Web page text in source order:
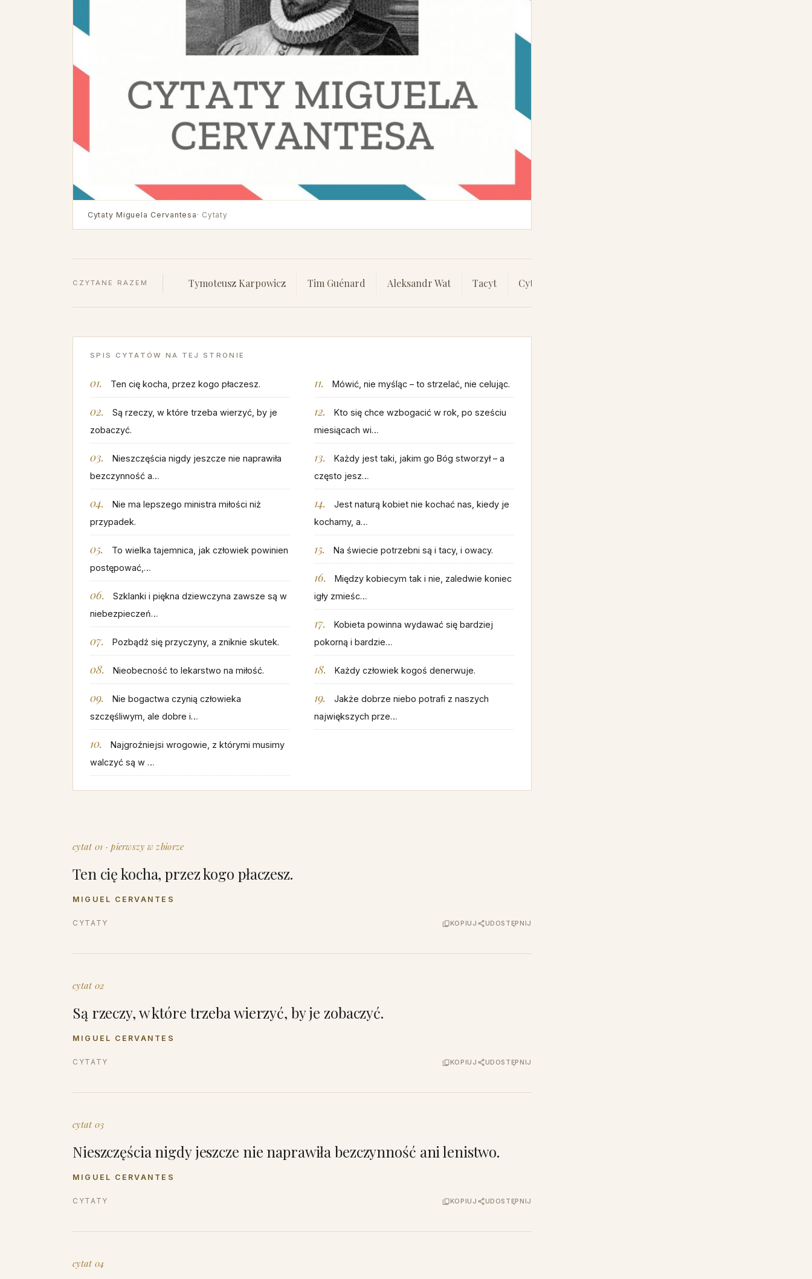
Cytaty Miguela Cervantesa · Cytaty
CZYTANE RAZEM Tymoteusz Karpowicz Tim Guénard Aleksandr Wat Tacyt Cytaty o działaniach
SPIS CYTATÓW NA TEJ STRONIE
Ten cię kocha, przez kogo płaczesz.
Są rzeczy, w które trzeba wierzyć, by je
zobaczyć.
Nieszczęścia nigdy jeszcze nie naprawiła
bezczynność a…
Nie ma lepszego ministra miłości niż
przypadek.
To wielka tajemnica, jak człowiek powinien
postępować,…
Szklanki i piękna dziewczyna zawsze są w
niebezpieczeń…
Pozbądź się przyczyny, a zniknie skutek.
Nieobecność to lekarstwo na miłość.
Nie bogactwa czynią człowieka
szczęśliwym, ale dobre i…
Najgroźniejsi wrogowie, z którymi musimy
walczyć są w …
Mówić, nie myśląc – to strzelać, nie celując.
Kto się chce wzbogacić w rok, po sześciu
miesiącach wi…
Każdy jest taki, jakim go Bóg stworzył – a
często jesz…
Jest naturą kobiet nie kochać nas, kiedy je
kochamy, a…
Na świecie potrzebni są i tacy, i owacy.
Między kobiecym tak i nie, zaledwie koniec
igły zmieśc…
Kobieta powinna wydawać się bardziej
pokorną i bardzie…
Każdy człowiek kogoś denerwuje.
Jakże dobrze niebo potrafi z naszych
największych prze…
cytat 01 · pierwszy w zbiorze
Ten cię kocha, przez kogo płaczesz.
MIGUEL CERVANTES
CYTATY KOPIUJ UDOSTĘPNIJ
cytat 02
Są rzeczy, w które trzeba wierzyć, by je zobaczyć.
MIGUEL CERVANTES
CYTATY KOPIUJ UDOSTĘPNIJ
cytat 03
Nieszczęścia nigdy jeszcze nie naprawiła bezczynność ani lenistwo.
MIGUEL CERVANTES
CYTATY KOPIUJ UDOSTĘPNIJ
cytat 04